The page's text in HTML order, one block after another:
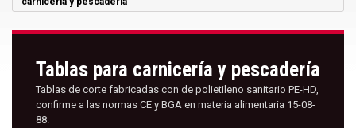
Tablas para carnicería y pescadería
Tablas de corte fabricadas con de polietileno sanitario PE-HD,
confirme a las normas CE y BGA en materia alimentaria 15-08-
88.